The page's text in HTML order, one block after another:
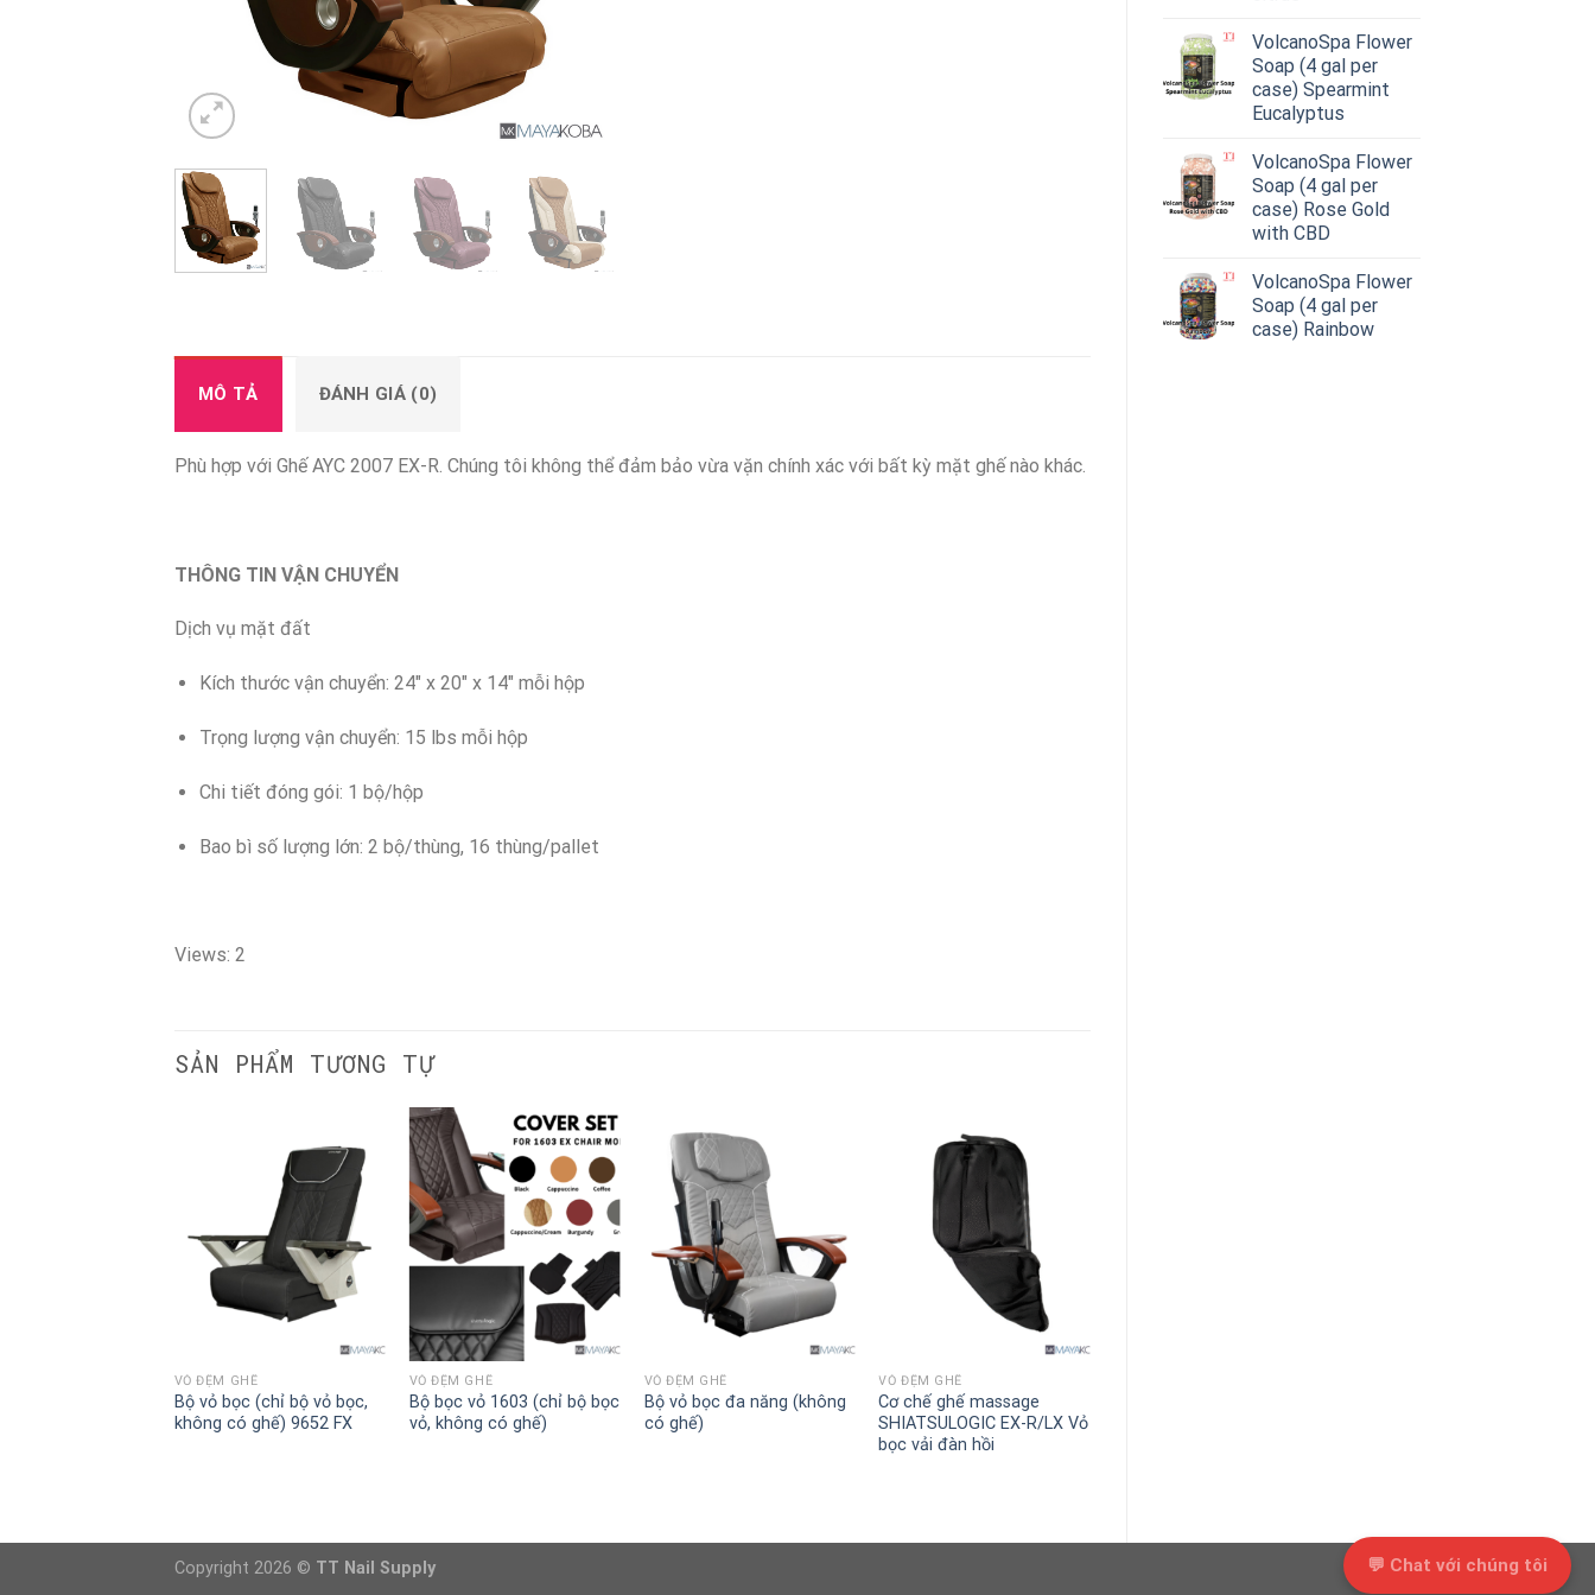
VolcanoSpa Flower
Soap (4 gal per
case) Spearmint
Eucalyptus
VolcanoSpa Flower
Soap (4 gal per
case) Rose Gold
with CBD
VolcanoSpa Flower
Soap (4 gal per
case) Rainbow
MÔ TẢ ĐÁNH GIÁ (0)
Phù hợp với Ghế AYC 2007 EX-R. Chúng tôi không thể đảm bảo vừa vặn chính xác với bất kỳ mặt ghế nào khác.
THÔNG TIN VẬN CHUYỂN
Dịch vụ mặt đất
Kích thước vận chuyển: 24″ x 20″ x 14″ mỗi hộp
Trọng lượng vận chuyển: 15 lbs mỗi hộp
Chi tiết đóng gói: 1 bộ/hộp
Bao bì số lượng lớn: 2 bộ/thùng, 16 thùng/pallet
Views: 2
SẢN PHẨM TƯƠNG TỰ
VỎ ĐỆM GHẾ
Bộ vỏ bọc (chỉ bộ vỏ bọc,
không có ghế) 9652 FX
VỎ ĐỆM GHẾ
Bộ bọc vỏ 1603 (chỉ bộ bọc
vỏ, không có ghế)
VỎ ĐỆM GHẾ
Bộ vỏ bọc đa năng (không
có ghế)
VỎ ĐỆM GHẾ
Cơ chế ghế massage
SHIATSULOGIC EX-R/LX Vỏ
bọc vải đàn hồi
💬 Chat với chúng tôi
Copyright 2026 © TT Nail Supply